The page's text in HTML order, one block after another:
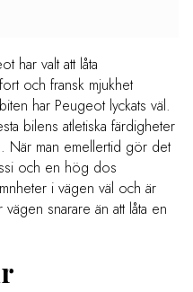
har valt att låta
och fransk mjukhet
har Peugeot lyckats väl.
bilens atletiska färdigheter
När man emellertid gör det
och en hög dos
i vägen väl och är
snarare än att låta en